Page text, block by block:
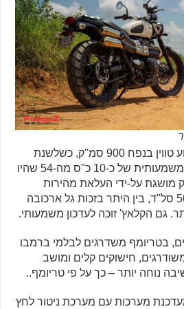
צמד הדגמים חולקים מנוע טווין בנפח 900 סמ"ק, כשלשנת
2019 הוא זוכה לתוספת משמעותית של כ-10 כ"ס מה-54 שהיו
מושגת על-ידי העלאת מהירות
המנוע המקסימלית ב-500 סל"ד, בין היתר בזכות גל ארכובה
גם הקלאץ' זוכה לעדכון משמעותי.
בטריומף משדרגים לבלמי ברמבו
חישוקים קלים ומושב
נוחה יותר – כך על פי טריומף..
מערכות עם מערכת ניטור לחץ